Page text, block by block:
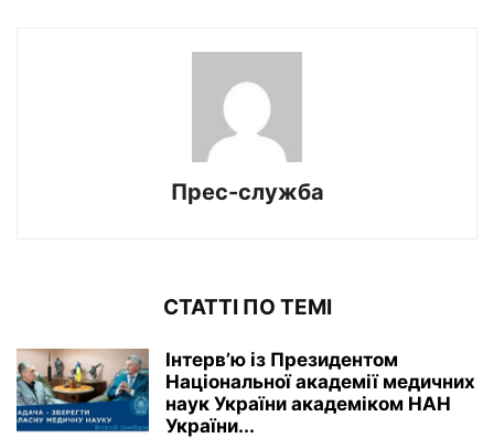
Прес-служба
СТАТТІ ПО ТЕМІ
Інтерв’ю із Президентом
Національної академії медичних
наук України академіком НАН
України...